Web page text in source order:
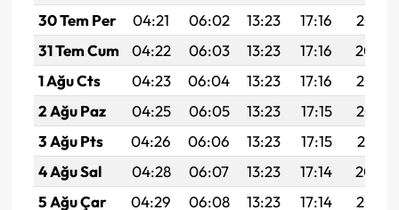
30 Tem Per
04:21 06:02 13:23 17:16
20:35
31 Tem Cum
04:22 06:03 13:23 17:16
20:34
1 Ağu Cts
04:23 06:04 13:23 17:16
20:33
2 Ağu Paz
04:25 06:05 13:23 17:15
20:32
3 Ağu Pts
04:26 06:06 13:23 17:15
20:31
4 Ağu Sal
04:28 06:07 13:23 17:14
20:29
5 Ağu Çar
04:29 06:08 13:23 17:14 20:28